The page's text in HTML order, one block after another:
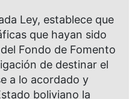
Ley, establece que
que hayan sido
Fondo de Fomento
de destinar el
a lo acordado y
boliviano la